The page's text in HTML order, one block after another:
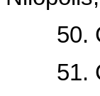
50.
51.